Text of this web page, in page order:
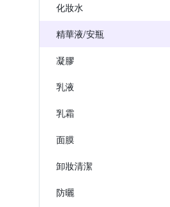
化妝水
精華液/安瓶
凝膠
乳液
乳霜
面膜
卸妝清潔
防曬
瑪★指定品滿1099折120